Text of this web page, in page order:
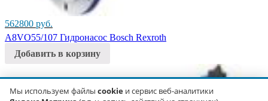
562800 руб.
A8VO55/107 Гидронасос Bosch Rexroth
Добавить в корзину
Мы используем файлы cookie и сервис веб-аналитики